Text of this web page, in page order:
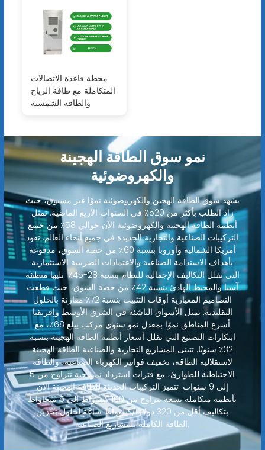
محطة قاعدة الاتصالات
المتكاملة مع طاقة الرياح
والطاقة الشمسية
نمو سوق الطاقة الهجينة
والكهروضوئية
يشهد سوق الطاقة الهجين والكهروضوئية نموًا غير مسبوق، حيث
زاد الطلب بأكثر من 520٪ في السنوات الأربع الماضية. تمثل
أنظمة الطاقة الهجينة والكهروضوئية الآن حوالي 58٪ من جميع
التركيبات الصناعية والتجارية الجديدة في جميع أنحاء العالم. تقود
أمريكا الشمالية وأوروبا بنسبة 60٪ من حصة السوق، مدفوعة
بأهداف الاستدامة الصناعية والاعتمادات الضريبية الاستثمارية
التي تقلل التكاليف الإجمالية للنظام بنسبة 28-45٪. تليها منطقة
آسيا والمحيط الهادئ بنسبة 42٪ من حصة السوق، حيث قطعت
التصاميم المعيارية أوقات التثبيت بنسبة 72٪ مقارنة بالحلول
التقليدية. تمثل الأسواق الناشئة في الشرق الأوسط وإفريقيا
أسرع المناطق نموًا بمعدل نمو سنوي مركب يبلغ 68٪، مع
ابتكارات التصنيع التي تقلل أسعار أنظمة الطاقة الهجينة بنسبة
32٪ سنويًا. تتبنى المشاريع التجارية والصناعية الطاقة الهجينة
لاستقلالية الطاقة، تخفيف فواتير الكهرباء الصناعية، والطاقة
الاحتياطية للطوارئ، مع فترات استرداد نموذجية تتراوح من 5
إلى 9 سنوات. تتميز التركيبات الحديثة للطاقة الهجينة الآن
بأنظمة متكاملة بسعة تتراوح من 100 كيلوواط إلى 5 ميجاواط
بتكاليف أقل من 320 دولارًا/كيلوواط ساعة لحلول تخزين
الطاقة الكاملة للمشاريع الصناعية.